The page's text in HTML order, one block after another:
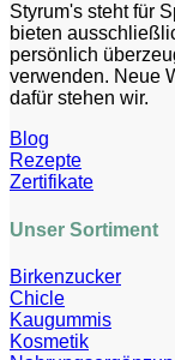
Styrum's steht für
bieten
persönlich
verwenden. Neue
dafür stehen wir.
Blog
Rezepte
Zertifikate
Unser Sortiment
Birkenzucker
Chicle
Kaugummis
Kosmetik